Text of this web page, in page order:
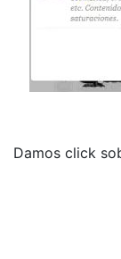
Damos click